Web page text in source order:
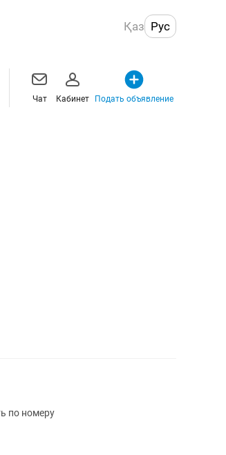
Қаз Рус
Чат Кабинет Подать объявление
б/у 15000 тенге Звонить по номеру